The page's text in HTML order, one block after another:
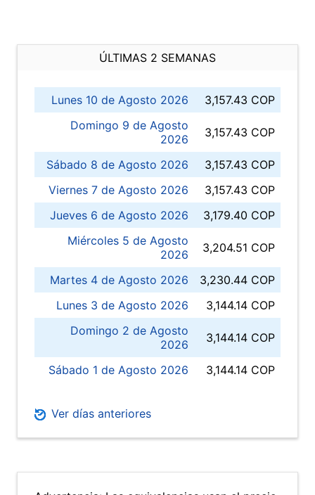
ÚLTIMAS 2 SEMANAS
Lunes 10 de Agosto 2026
3,157.43 COP
Domingo 9 de Agosto
2026
3,157.43 COP
Sábado 8 de Agosto 2026
3,157.43 COP
Viernes 7 de Agosto 2026
3,157.43 COP
Jueves 6 de Agosto 2026
3,179.40 COP
Miércoles 5 de Agosto
2026
3,204.51 COP
Martes 4 de Agosto 2026
3,230.44 COP
Lunes 3 de Agosto 2026
3,144.14 COP
Domingo 2 de Agosto
2026
3,144.14 COP
Sábado 1 de Agosto 2026 3,144.14 COP
Ver días anteriores